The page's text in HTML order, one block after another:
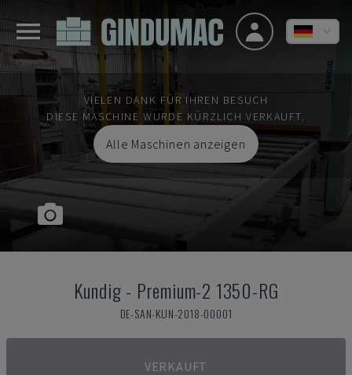
VIELEN DANK FÜR IHREN BESUCH
DIESE MASCHINE WURDE KÜRZLICH VERKAUFT.
Alle Maschinen anzeigen
Kundig- Premium-2 1350-RG
DE-SAN-KUN-2018-00001
VERKAUFT